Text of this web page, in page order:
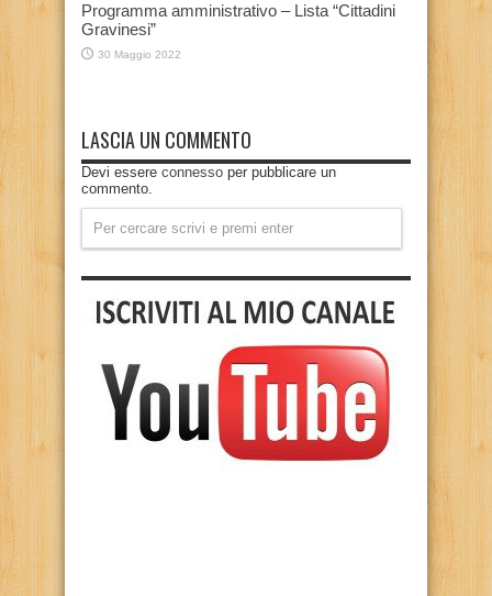
Programma amministrativo – Lista “Cittadini
Gravinesi”
30 Maggio 2022
LASCIA UN COMMENTO
Devi essere connesso per pubblicare un
commento.